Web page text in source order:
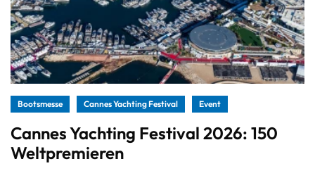
Bootsmesse Cannes Yachting Festival Event
Cannes Yachting Festival 2026: 150
Weltpremieren